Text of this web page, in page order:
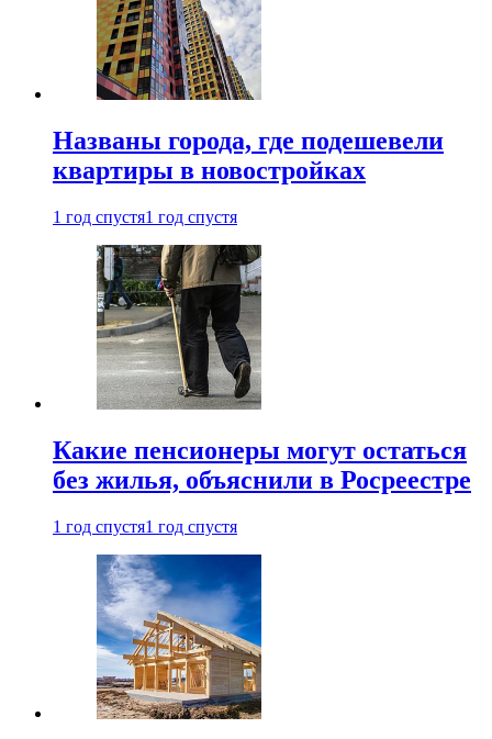
Названы города, где подешевели
квартиры в новостройках
1 год спустя1 год спустя
Какие пенсионеры могут остаться
без жилья, объяснили в Росреестре
1 год спустя1 год спустя